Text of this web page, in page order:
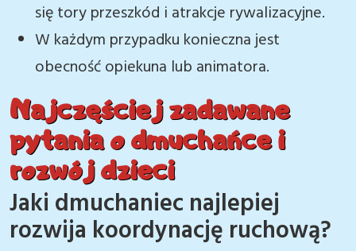
się tory przeszkód i atrakcje rywalizacyjne.
W każdym przypadku konieczna jest
obecność opiekuna lub animatora.
Najczęściej zadawane
pytania o dmuchańce i
rozwój dzieci
Jaki dmuchaniec najlepiej
rozwija koordynację ruchową?